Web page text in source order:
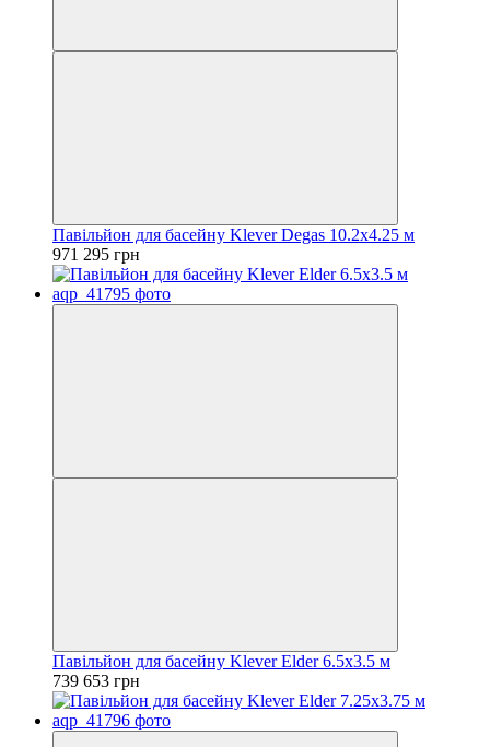
Павільйон для басейну Klever Degas 10.2x4.25 м
971 295 грн
Павільйон для басейну Klever Elder 6.5x3.5 м
739 653 грн